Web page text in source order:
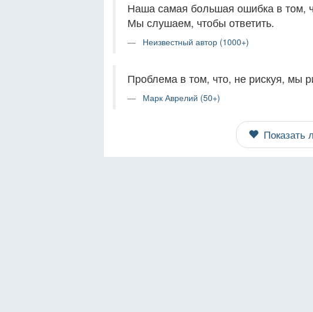
Наша самая большая ошибка в том,
Мы слушаем, чтобы ответить.
Неизвестный автор (1000+)
Проблема в том, что, не рискуя, мы
Марк Аврелий (50+)
Показать